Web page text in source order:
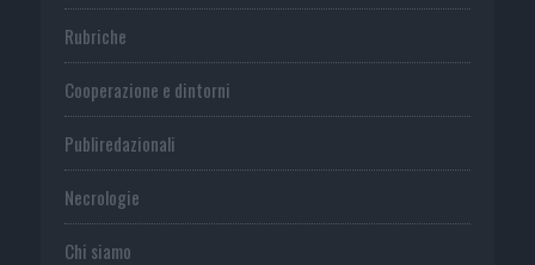
Rubriche
Cooperazione e dintorni
Publiredazionali
Necrologie
Chi siamo